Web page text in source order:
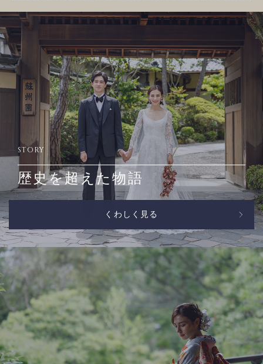
STORY
歴史を超えた物語
くわしく見る